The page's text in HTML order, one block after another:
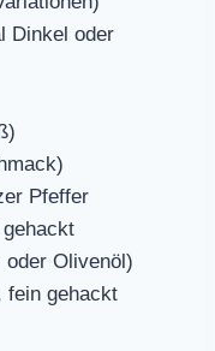
Dinkel oder
Pfeffer
Olivenöl)
fein gehackt